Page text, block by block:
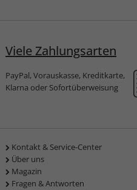
Viele Zahlungsarten
PayPal, Vorauskasse, Kreditkarte,
Klarna oder Sofortüberweisung
Kontakt & Service-Center
Über uns
Magazin
Fragen & Antworten